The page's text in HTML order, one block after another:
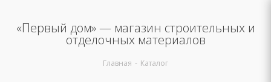
«Первый дом» — магазин строительных и
отделочных материалов
Главная - Каталог